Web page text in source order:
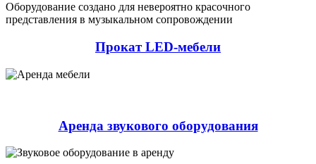
Оборудование создано для невероятно красочного
представления в музыкальном сопровождении
Прокат LED-мебели
Аренда звукового оборудования